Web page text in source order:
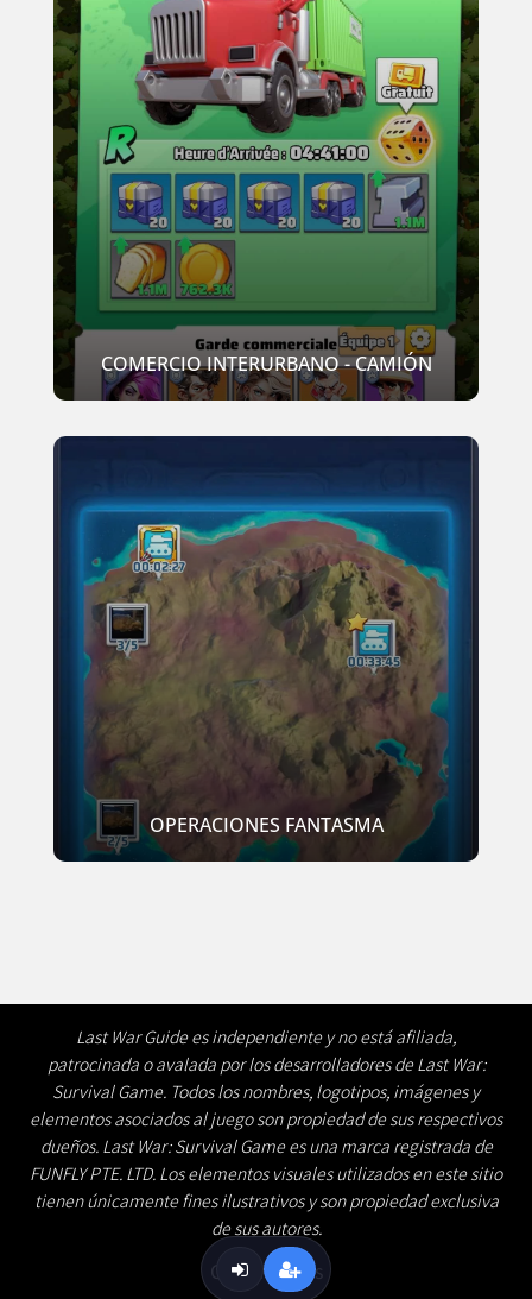
COMERCIO INTERURBANO - CAMIÓN
OPERACIONES FANTASMA
Last War Guide es independiente y no está afiliada,
patrocinada o avalada por los desarrolladores de Last War:
Survival Game. Todos los nombres, logotipos, imágenes y
elementos asociados al juego son propiedad de sus respectivos
dueños. Last War: Survival Game es una marca registrada de
FUNFLY PTE. LTD. Los elementos visuales utilizados en este sitio
tienen únicamente fines ilustrativos y son propiedad exclusiva
de sus autores.
Contáctenos